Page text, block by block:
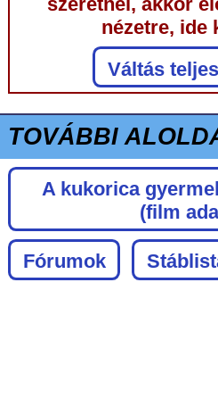
nézetre, ide
Váltás
TOVÁBBI
A kukorica
(film
Fórumok